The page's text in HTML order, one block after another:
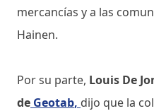
mercancías y a las
Hainen.
Por su parte, Louis De
de Geotab, dijo que la